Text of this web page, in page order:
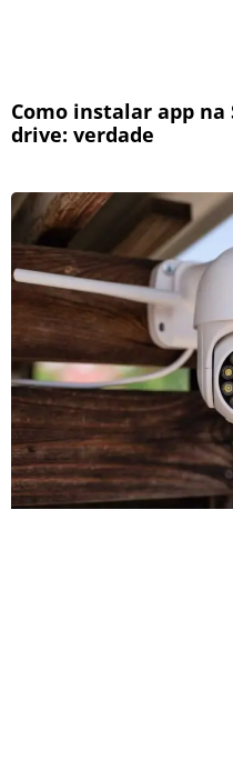
Como instalar app na
drive: verdade